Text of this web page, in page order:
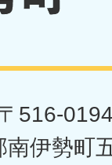
516-
南伊勢町